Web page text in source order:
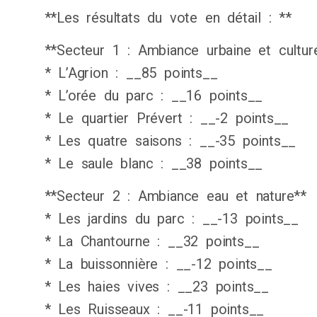
**Les résultats du vote en détail : **
**Secteur 1 : Ambiance urbaine et
* L’Agrion : __85 points__
* L’orée du parc : __16 points__
* Le quartier Prévert : __-2 points__
* Les quatre saisons : __-35 points__
* Le saule blanc : __38 points__
**Secteur 2 : Ambiance eau et nature**
* Les jardins du parc : __-13 points__
* La Chantourne : __32 points__
* La buissonnière : __-12 points__
* Les haies vives : __23 points__
* Les Ruisseaux : __-11 points__